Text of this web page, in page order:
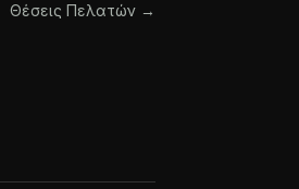
Θέσεις Πελατών →